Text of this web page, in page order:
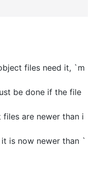
files need it, `m
be done if the file
are newer than i
is now newer than `